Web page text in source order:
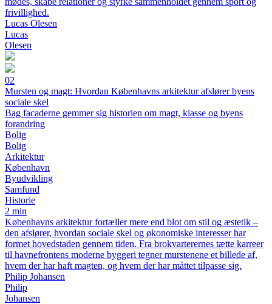
frivillighed.
Lucas Olesen
Lucas
Olesen
02
Mursten og magt: Hvordan Københavns arkitektur afslører byens
sociale skel
Bag facaderne gemmer sig historien om magt, klasse og byens
forandring
Bolig
Bolig
Arkitektur
København
Byudvikling
Samfund
Historie
2 min
Københavns arkitektur fortæller mere end blot om stil og æstetik –
den afslører, hvordan sociale skel og økonomiske interesser har
formet hovedstaden gennem tiden. Fra brokvarterernes tætte karreer
til havnefrontens moderne byggeri tegner murstenene et billede af,
hvem der har haft magten, og hvem der har måttet tilpasse sig.
Philip Johansen
Philip
Johansen